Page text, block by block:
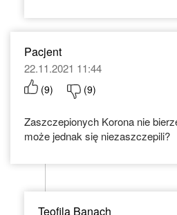
Pacjent
22.11.2021 11:44
(9) (9)
Zaszczepionych Korona nie
może jednak się niezaszczepili?
Teofila Banach